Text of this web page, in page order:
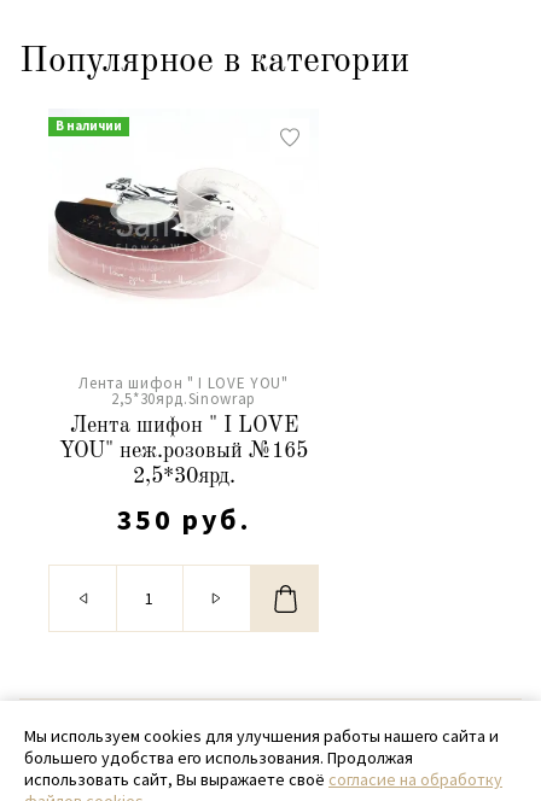
Популярное в категории
В наличии
Лента шифон " I LOVE YOU"
2,5*30ярд.Sinowrap
Лента шифон " I LOVE
YOU" неж.розовый №165
2,5*30ярд.
350 руб.
© 2020 - 2026 SamPack
+ 7 (918) 699-97-87
Мы используем cookies для улучшения работы нашего сайта и
большего удобства его использования. Продолжая
использовать сайт, Вы выражаете своё согласие на обработку